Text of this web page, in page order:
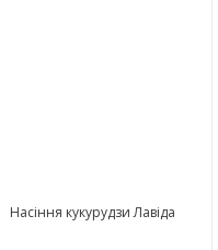
Насіння кукурудзи Лавіда